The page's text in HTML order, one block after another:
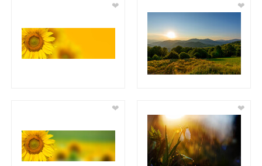
❤ ❤
❤ ❤